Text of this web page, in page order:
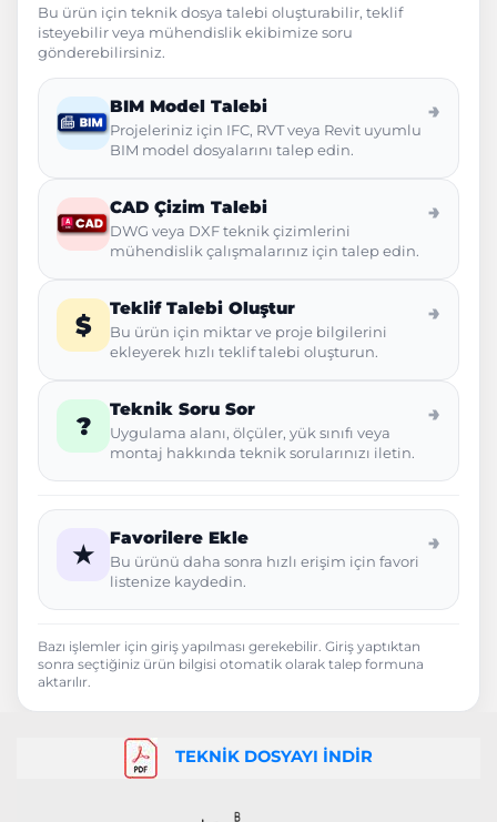
Bu ürün için teknik dosya talebi oluşturabilir, teklif
isteyebilir veya mühendislik ekibimize soru
gönderebilirsiniz.
BIM Model Talebi
Projeleriniz için IFC, RVT veya Revit uyumlu
BIM model dosyalarını talep edin.
→
CAD Çizim Talebi
DWG veya DXF teknik çizimlerini
mühendislik çalışmalarınız için talep edin.
→
$
Teklif Talebi Oluştur
Bu ürün için miktar ve proje bilgilerini
ekleyerek hızlı teklif talebi oluşturun.
→
?
Teknik Soru Sor
Uygulama alanı, ölçüler, yük sınıfı veya
montaj hakkında teknik sorularınızı iletin.
→
★
Favorilere Ekle
Bu ürünü daha sonra hızlı erişim için favori
listenize kaydedin.
→
Bazı işlemler için giriş yapılması gerekebilir. Giriş yaptıktan
sonra seçtiğiniz ürün bilgisi otomatik olarak talep formuna
aktarılır.
TEKNİK DOSYAYI İNDİR